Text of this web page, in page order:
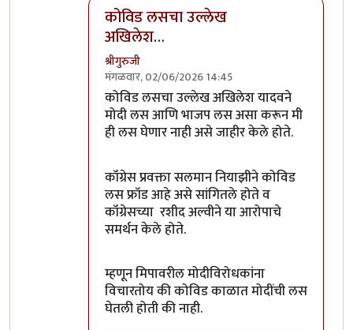
कोविड लसचा उल्लेख
अखिलेश…
श्रीगुरुजी
मंगळवार, 02/06/2026 14:45
In reply toमोदींची लस हा काय नवीन…
कोविड लसचा उल्लेख अखिलेश यादवने
मोदी लस आणि भाजप लस असा करून मी
ही लस घेणार नाही असे जाहीर केले होते.
कॉंग्रेस प्रवक्ता सलमान नियाझीने कोविड
लस फ्रॉड आहे असे सांगितले होते व
कॉंग्रेसच्या रशीद अल्वीने या आरोपाचे
समर्थन केले होते.
म्हणून मिपावरील मोदीविरोधकांना
विचारतोय की कोविड काळात मोदींची लस
घेतली होती की नाही.‌